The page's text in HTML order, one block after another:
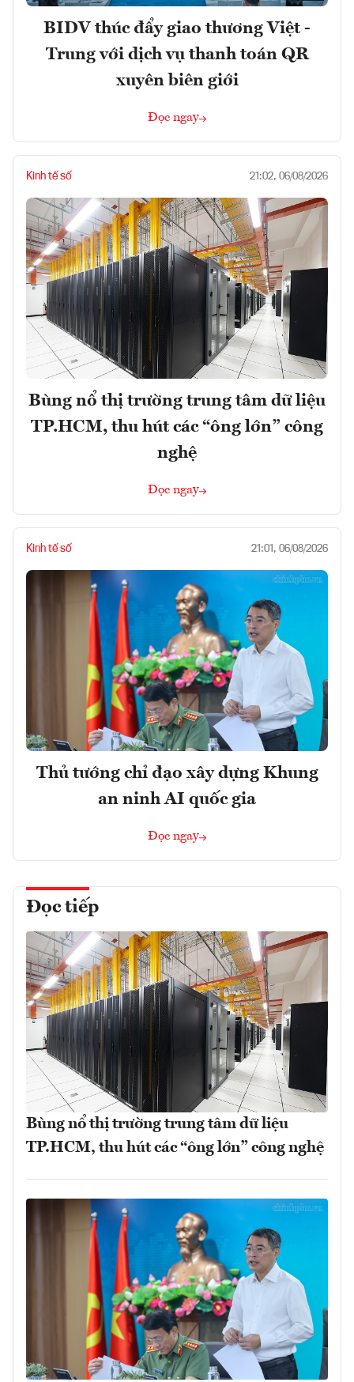
BIDV thúc đẩy giao thương Việt -
Trung với dịch vụ thanh toán QR
xuyên biên giới
Đọc ngay
Kinh tế số 21:02, 06/08/2026
Bùng nổ thị trường trung tâm dữ liệu
TP.HCM, thu hút các “ông lớn” công
nghệ
Đọc ngay
Kinh tế số 21:01, 06/08/2026
Thủ tướng chỉ đạo xây dựng Khung
an ninh AI quốc gia
Đọc ngay
Đọc tiếp
Bùng nổ thị trường trung tâm dữ liệu
TP.HCM, thu hút các “ông lớn” công nghệ